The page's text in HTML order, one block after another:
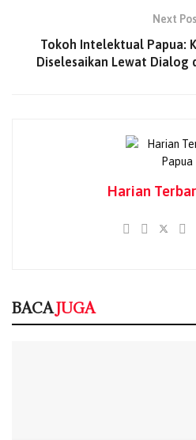
membesar dan merembet ke
berupaya melakukan
menunggu bantuan tambahan.
dan langsung membantu proses
Selanjutnya personel Piket
yang dipimpin Pamapta II IPDA
masyarakat berada pada jarak
Tegaskan Dapur
Next
Tokoh Intelektual Papua:
Diselesaikan Lewat Dialog
Harian
BACAJUGA